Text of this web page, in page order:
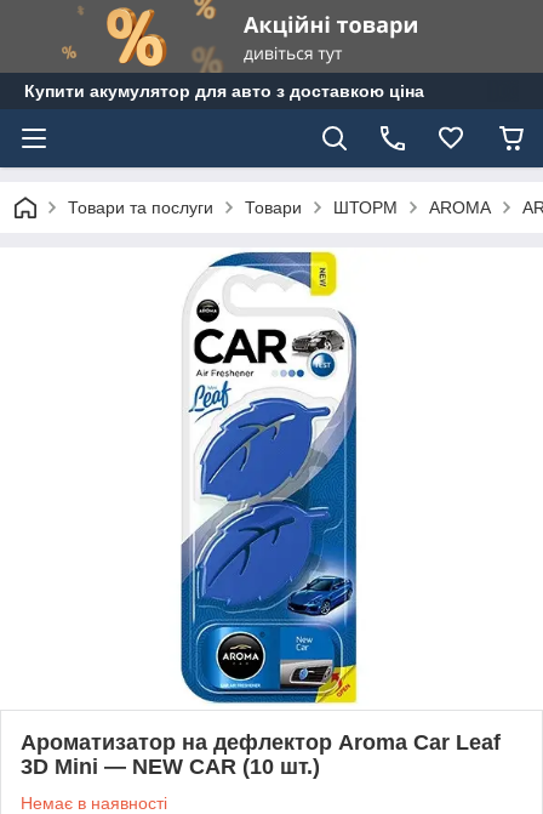
Купити акумулятор для авто з доставкою ціна
Товари та послуги Товари ШТОРМ AROMA
Ароматизатор на дефлектор Aroma Car Leaf
3D Mini — NEW CAR (10 шт.)
Немає в наявності